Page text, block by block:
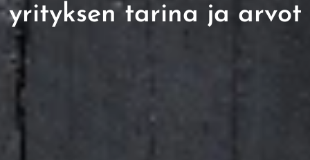
yrityksen tarina ja arvot